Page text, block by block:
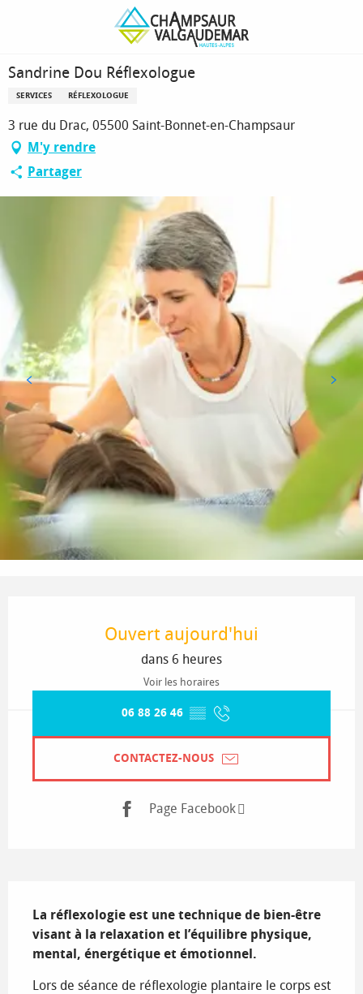
principal
Sandrine Dou Réflexologue
Sandrine Dou Réflexologue
SERVICES RÉFLEXOLOGUE
3 rue du Drac, 05500 Saint-Bonnet-en-Champsaur
M'y rendre
Partager
Ouvert aujourd'hui
dans 6 heures
Voir les horaires
06 88 26 46 ▒▒
CONTACTEZ-NOUS
Page Facebook
La réflexologie est une technique de bien-être
visant à la relaxation et l’équilibre physique,
mental, énergétique et émotionnel.
Lors de séance de réflexologie plantaire le corps est